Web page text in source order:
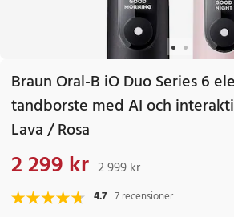
Braun Oral-B iO Duo Series 6
tandborste med AI och
Lava / Rosa
Nuvarande pris:
2 299 kr 2 999 kr
4.7 7 recensioner